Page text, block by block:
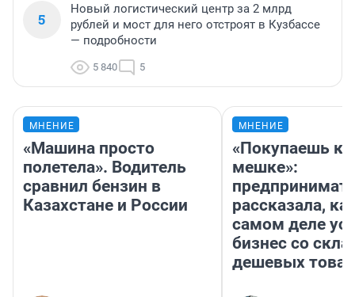
5
Новый логистический центр за 2 млрд
рублей и мост для него отстроят в Кузбассе
— подробности
5 840 5
МНЕНИЕ
«Машина просто
полетела». Водитель
сравнил бензин в
Казахстане и России
МНЕНИЕ
«Покупаешь
мешке»:
рассказала,
самом деле
бизнес со
дешевых